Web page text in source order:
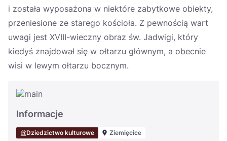
i została wyposażona w niektóre zabytkowe obiekty,
przeniesione ze starego kościoła. Z pewnością wart
uwagi jest XVIII-wieczny obraz św. Jadwigi, który
kiedyś znajdował się w ołtarzu głównym, a obecnie
wisi w lewym ołtarzu bocznym.
Informacje
Dziedzictwo kulturowe Ziemięcice